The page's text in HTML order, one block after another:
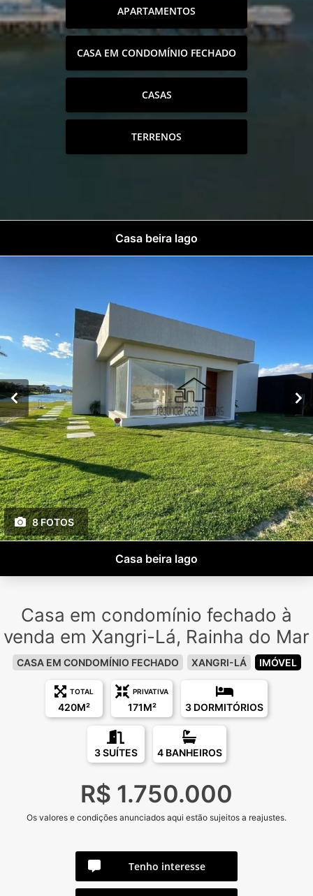
APARTAMENTOS
CASA EM CONDOMÍNIO FECHADO
CASAS
TERRENOS
Casa beira lago
8 FOTOS
Casa beira lago
Casa em condomínio fechado à
venda em Xangri-Lá, Rainha do Mar
CASA EM CONDOMÍNIO FECHADO XANGRI-LÁ IMÓVEL
TOTAL
420M²
PRIVATIVA
171M² 3 DORMITÓRIOS
3 SUÍTES 4 BANHEIROS
R$ 1.750.000
Os valores e condições anunciados aqui estão sujeitos a reajustes.
Tenho interesse